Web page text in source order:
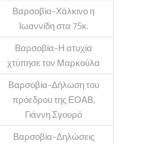
Βαρσοβία-Χάλκινο η
Ιωαννίδη στα 75κ.
Βαρσοβία-Η ατυχία
χτύπησε τον Μαρκούλα
Βαρσοβία-Δήλωση του
πρόεδρου της ΕΟΑΒ,
Γιάννη Σγουρό
Βαρσοβία-Δηλώσεις